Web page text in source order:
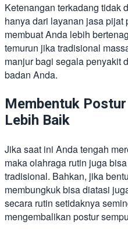
Ketenangan terkadang tidak
hanya dari layanan jasa
membuat Anda lebih
temurun jika tradisional
manjur bagi segala penyakit
badan Anda.
Membentuk
Lebih Baik
Jika saat ini Anda tengah
maka olahraga rutin juga
tradisional. Bahkan, jika
membungkuk bisa diatasi
secara rutin setidaknya
mengembalikan postur